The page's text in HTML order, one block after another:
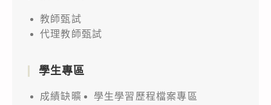
教師甄試
代理教師甄試
學生專區
成績缺曠
學生學習歷程檔案專區